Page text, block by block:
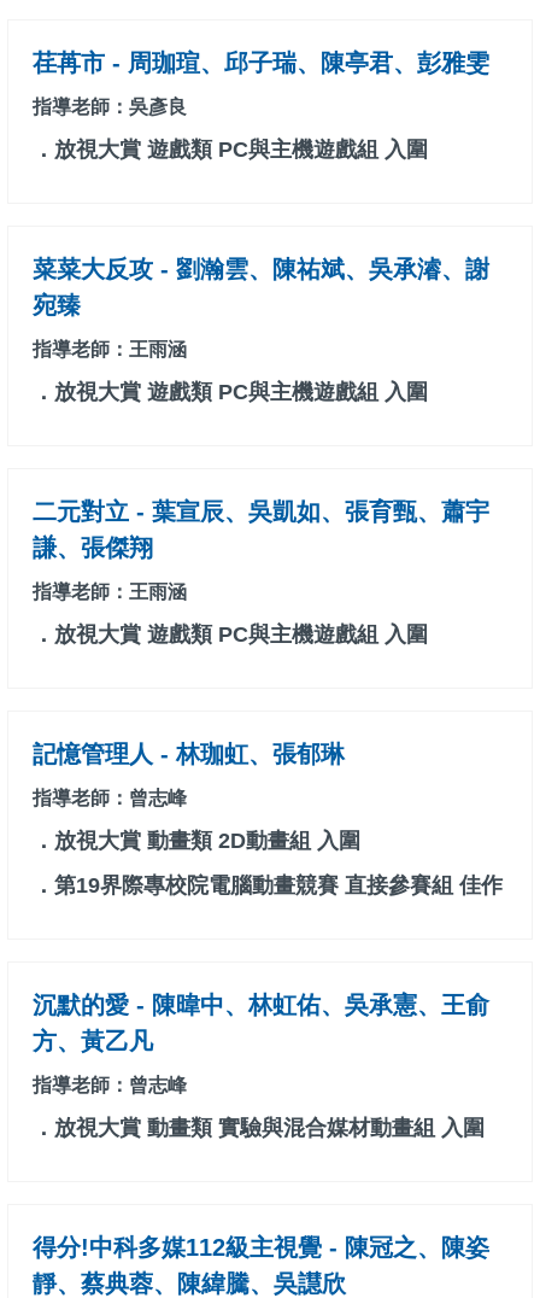
荏苒市 - 周珈瑄、邱子瑞、陳亭君、彭雅雯
指導老師：吳彥良
．放視大賞 遊戲類 PC與主機遊戲組 入圍
菜菜大反攻 - 劉瀚雲、陳祐斌、吳承濬、謝
宛臻
指導老師：王雨涵
．放視大賞 遊戲類 PC與主機遊戲組 入圍
二元對立 - 葉宣辰、吳凱如、張育甄、蕭宇
謙、張傑翔
指導老師：王雨涵
．放視大賞 遊戲類 PC與主機遊戲組 入圍
記憶管理人 - 林珈虹、張郁琳
指導老師：曾志峰
．放視大賞 動畫類 2D動畫組 入圍
．第19界際專校院電腦動畫競賽 直接參賽組 佳作
沉默的愛 - 陳暐中、林虹佑、吳承憲、王俞
方、黃乙凡
指導老師：曾志峰
．放視大賞 動畫類 實驗與混合媒材動畫組 入圍
得分!中科多媒112級主視覺 - 陳冠之、陳姿
靜、蔡典蓉、陳緯騰、吳譿欣